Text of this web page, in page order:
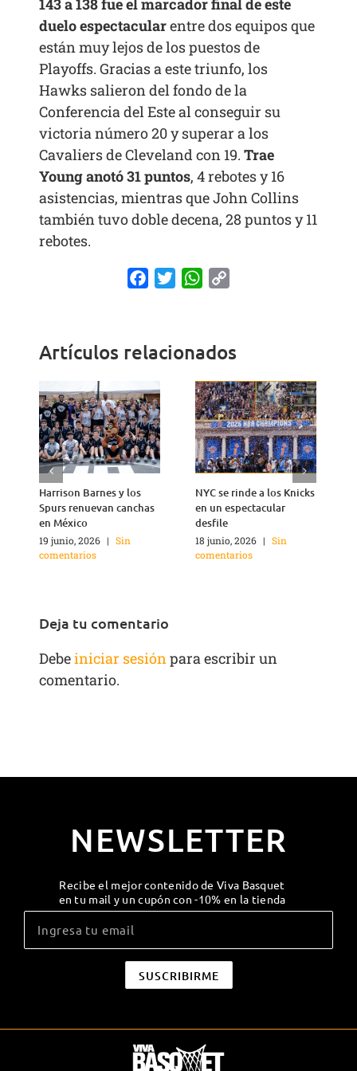
duelo espectacularentre dos equipos que
están muy lejos de los puestos de
Playoffs. Gracias a este triunfo, los
Hawks salieron del fondo de la
Conferencia del Este al conseguir su
victoria número 20 y superar a los
Cavaliers de Cleveland con 19.Trae
Young anotó 31 puntos, 4 rebotes y 16
asistencias, mientras que John Collins
también tuvo doble decena, 28 puntos y 11
rebotes.
FacebookTwitterWhatsApp
Artículos relacionados
Harrison Barnes y los
Spurs renuevan canchas
en México
19 junio, 2026 | Sin
comentarios
NYC se rinde a los Knicks
en un espectacular
desfile
18 junio, 2026 | Sin
comentarios
Deja tu comentario
Debeiniciar sesiónpara escribir un
comentario.
NEWSLETTER
Recibe el mejor contenido de Viva Basquet
en tu mail y un cupón con -10% en la tienda